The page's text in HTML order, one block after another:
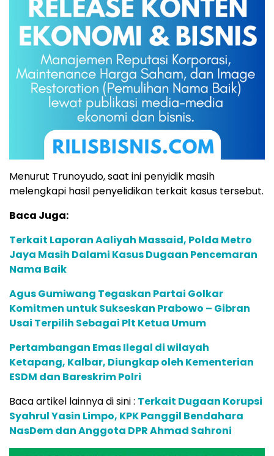
Menurut Trunoyudo, saat ini penyidik masih
melengkapi hasil penyelidikan terkait kasus tersebut.
Baca Juga:
Terkait Laporan Aaliyah Massaid, Polda Metro
Jaya Masih Dalami Kasus Dugaan Pencemaran
Nama Baik
Agus Gumiwang Tegaskan Partai Golkar
Komitmen untuk Sukseskan Prabowo – Gibran
Usai Terpilih Sebagai Plt Ketua Umum
Pertambangan Emas Ilegal di wilayah
Ketapang, Kalbar, Diungkap oleh Kementerian
ESDM dan Bareskrim Polri
Baca artikel lainnya di sini : Terkait Dugaan Korupsi
Syahrul Yasin Limpo, KPK Panggil Bendahara
NasDem dan Anggota DPR Ahmad Sahroni